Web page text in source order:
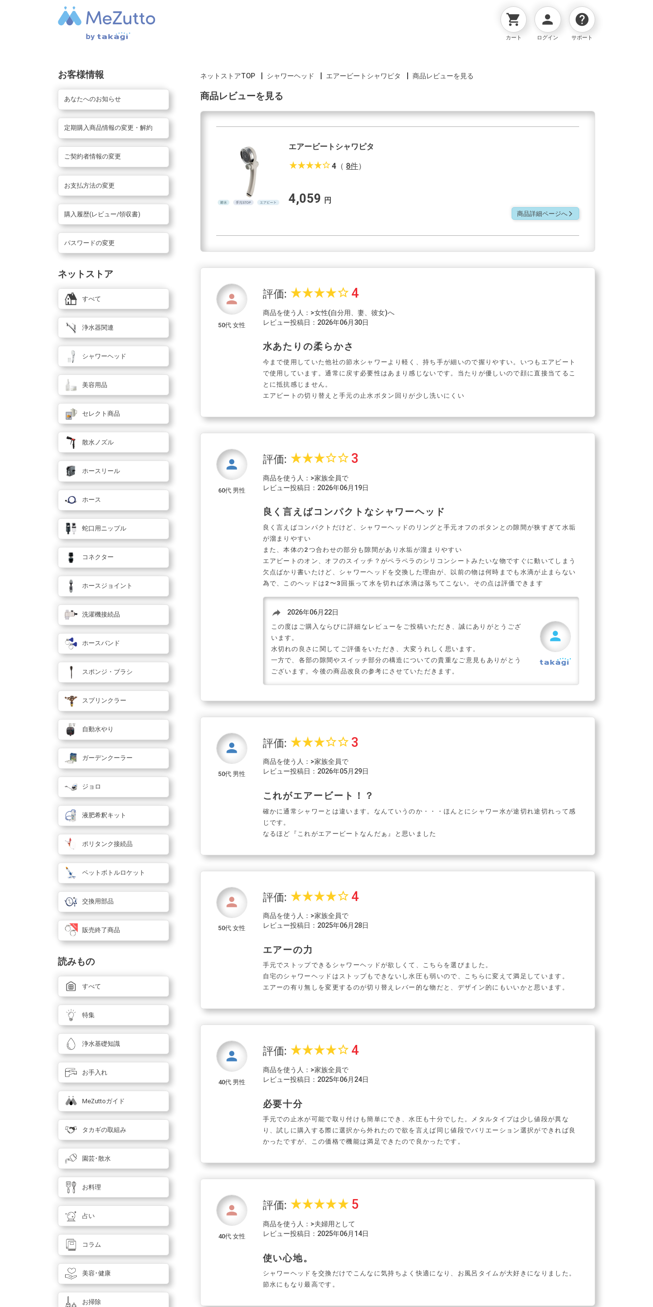
shopping_cart
カート
person
ログイン
help
サポート
ネットストアTOP シャワーヘッド エアービートシャワピタ 商品レビューを見る
商品レビューを見る
エアービートシャワピタ
star_ratestar_ratestar_ratestar_ratestar_border 4 （ 8件）
4,059 円
商品詳細ページへ arrow_forward_ios
person
50代 女性
評価: star_ratestar_ratestar_ratestar_ratestar_border 4
商品を使う人：>女性(自分用、妻、彼女)へ
レビュー投稿日：2026年06月30日
水あたりの柔らかさ
今まで使用していた他社の節水シャワーより軽く、持ち手が細いので握りやすい。いつもエアビート
で使用しています。通常に戻す必要性はあまり感じないです。当たりが優しいので顔に直接当てるこ
とに抵抗感じません。
エアビートの切り替えと手元の止水ボタン回りが少し洗いにくい
person
60代 男性
評価: star_ratestar_ratestar_ratestar_borderstar_border 3
商品を使う人：>家族全員で
レビュー投稿日：2026年06月19日
良く言えばコンパクトなシャワーヘッド
良く言えばコンパクトだけど、シャワーヘッドのリングと手元オフのボタンとの隙間が狭すぎて水垢
が溜まりやすい
また、本体の2つ合わせの部分も隙間があり水垢が溜まりやすい
エアビートのオン、オフのスイッチ？がペラペラのシリコンシートみたいな物ですぐに動いてしまう
欠点ばかり書いたけど、シャワーヘッドを交換した理由が、以前の物は何時までも水滴が止まらない
為で、このヘッドは2〜3回振って水を切れば水滴は落ちてこない。その点は評価できます
reply 2026年06月22日
この度はご購入ならびに詳細なレビューをご投稿いただき、誠にありがとうござ
います。
水切れの良さに関してご評価をいただき、大変うれしく思います。
一方で、各部の隙間やスイッチ部分の構造についての貴重なご意見もありがとう
ございます。今後の商品改良の参考にさせていただきます。
person
person
50代 男性
評価: star_ratestar_ratestar_ratestar_borderstar_border 3
商品を使う人：>家族全員で
レビュー投稿日：2026年05月29日
これがエアービート！？
確かに通常シャワーとは違います。なんていうのか・・・ほんとにシャワー水が途切れ途切れって感
じです。
なるほど『これがエアービートなんだぁ』と思いました
person
50代 女性
評価: star_ratestar_ratestar_ratestar_ratestar_border 4
商品を使う人：>家族全員で
レビュー投稿日：2025年06月28日
エアーの力
手元でストップできるシャワーヘッドが欲しくて、こちらを選びました。
自宅のシャワーヘッドはストップもできないし水圧も弱いので、こちらに変えて満足しています。
エアーの有り無しを変更するのが切り替えレバー的な物だと、デザイン的にもいいかと思います。
person
40代 男性
評価: star_ratestar_ratestar_ratestar_ratestar_border 4
商品を使う人：>家族全員で
レビュー投稿日：2025年06月24日
必要十分
手元での止水が可能で取り付けも簡単にでき、水圧も十分でした。メタルタイプは少し値段が異な
り、試しに購入する際に選択から外れたので欲を言えば同じ値段でバリエーション選択ができれば良
かったですが、この価格で機能は満足できたので良かったです。
person
40代 女性
評価: star_ratestar_ratestar_ratestar_ratestar_rate 5
商品を使う人：>夫婦用として
レビュー投稿日：2025年06月14日
使い心地。
シャワーヘッドを交換だけでこんなに気持ちよく快適になり、お風呂タイムが大好きになりました。
節水にもなり最高です。
お客様情報
あなたへのお知らせ
定期購入商品情報の変更・解約
ご契約者情報の変更
お支払方法の変更
購入履歴(レビュー/領収書)
パスワードの変更
ネットストア
すべて
浄水器関連
シャワーヘッド
美容用品
セレクト商品
散水ノズル
ホースリール
ホース
蛇口用ニップル
コネクター
ホースジョイント
洗濯機接続品
ホースバンド
スポンジ・ブラシ
スプリンクラー
自動水やり
ガーデンクーラー
ジョロ
液肥希釈キット
ポリタンク接続品
ペットボトルロケット
交換用部品
販売終了商品
読みもの
すべて
特集
浄水基礎知識
お手入れ
MeZuttoガイド
タカギの取組み
園芸･散水
お料理
占い
コラム
美容･健康
お掃除